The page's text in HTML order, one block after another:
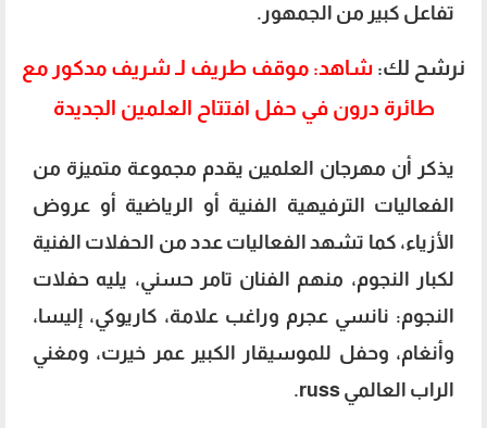
تفاعل كبير من الجمهور.
نرشح لك: شاهد: موقف طريف لـ شريف مدكور مع
طائرة درون في حفل افتتاح العلمين الجديدة
يذكر أن مهرجان العلمين يقدم مجموعة متميزة من
الفعاليات الترفيهية الفنية أو الرياضية أو عروض
الأزياء، كما تشهد الفعاليات عدد من الحفلات الفنية
لكبار النجوم، منهم الفنان تامر حسني، يليه حفلات
النجوم: نانسي عجرم وراغب علامة، كاريوكي، إليسا،
وأنغام، وحفل للموسيقار الكبير عمر خيرت، ومغني
الراب العالمي russ.